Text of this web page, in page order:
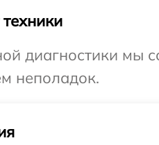
диагностики мы
неполадок.